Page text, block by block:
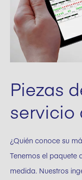
Piezas
servicio
¿Quién conoce su
Tenemos el paquete
medida. Nuestros